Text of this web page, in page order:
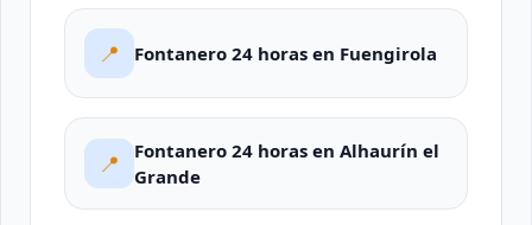
📍 Fontanero 24 horas en Fuengirola
📍
Fontanero 24 horas en Alhaurín el
Grande